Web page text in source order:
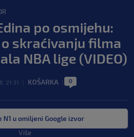
po osmijehu:
skraćivanju filma
NBA lige (VIDEO)
21:31 KOŠARKA 0
N1 u omiljeni Google izvor
Više